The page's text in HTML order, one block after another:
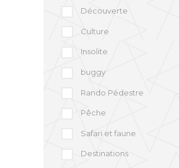
Découverte
Culture
Insolite
buggy
Rando Pédestre
Pêche
Safari et faune
Destinations